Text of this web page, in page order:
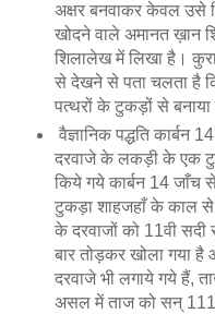
अक्षर बनवाकर केवल उसे
खोदने वाले अमानत ख़ान
शिलालेख में लिखा है।
से देखने से पता चलता है
पत्थरों के टुकड़ों से बनाया
वैज्ञानिक पद्धति कार्बन
दरवाजे के लकड़ी के एक
किये गये कार्बन 14 जाँच
टुकड़ा शाहजहाँ के काल से
के दरवाजों को 11वी सदी
बार तोड़कर खोला गया
दरवाजे भी लगाये गये हैं,
असल में ताज को सन्